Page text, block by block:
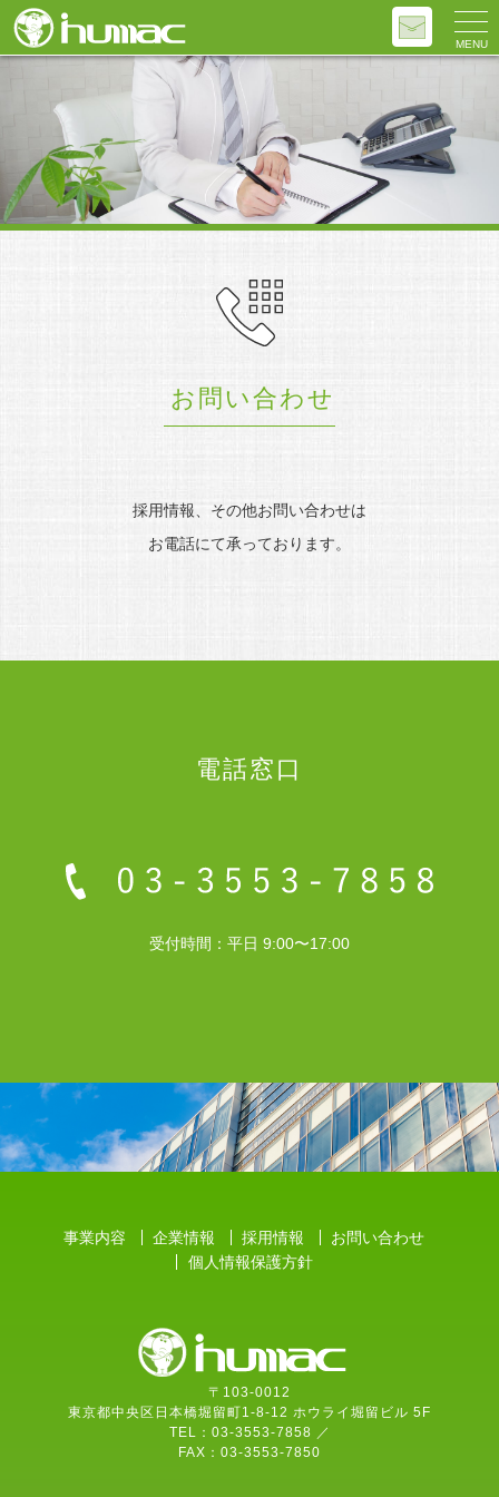
お問い合わせ
採用情報、その他お問い合わせは
お電話にて承っております。
電話窓口
受付時間：平日 9:00〜17:00
事業内容 企業情報 採用情報
お問い合わせ
個人情報保護方針
〒103-0012
東京都中央区日本橋堀留町1-8-12 ホウライ堀留ビル 5F
TEL：03-3553-7858 ／
FAX：03-3553-7850
MENU